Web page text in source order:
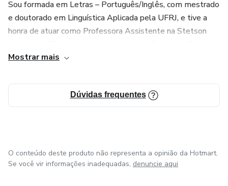
Sou formada em Letras – Português/Inglês, com mestrado
e doutorado em Linguística Aplicada pela UFRJ, e tive a
honra de atuar como Professora Assistente na Stetson
vivência internacional me permitiu unir excelência
essa experiência à missão de ensinar inglês de forma
acessível e edificante para cristãos iniciantes.
linguagem simples que realmente te ajuda a sair do zero
no inglês com clareza e fé.
Mostrar mais
Dúvidas frequentes
O conteúdo deste produto não representa a opinião da Hotmart.
Se você vir informações inadequadas, denuncie aqui